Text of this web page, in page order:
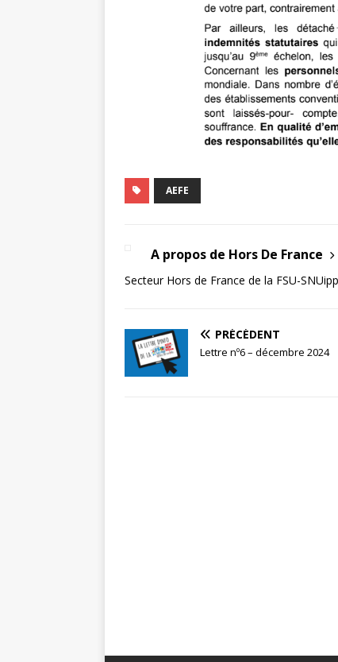
AEFE
A propos de Hors De France
Secteur Hors de France de la FSU-
PRÉCÉDENT
Lettre nº6 – décembre 2024